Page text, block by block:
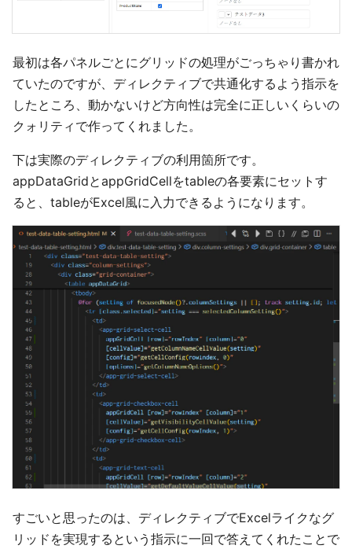
最初は各パネルごとにグリッドの処理がごっちゃり書かれ
ていたのですが、ディレクティブで共通化するよう指示を
したところ、動かないけど方向性は完全に正しいくらいの
クォリティで作ってくれました。
下は実際のディレクティブの利用箇所です。
appDataGridとappGridCellをtableの各要素にセットす
ると、tableがExcel風に入力できるようになります。
すごいと思ったのは、ディレクティブでExcelライクなグ
リッドを実現するという指示に一回で答えてくれたことで